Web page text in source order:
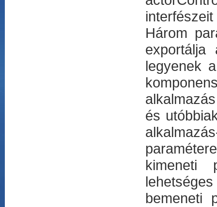
Három
exportálja
legyenek
és
kimeneti
bemeneti